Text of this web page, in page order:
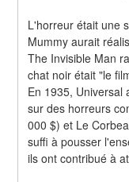
L'horreur était une
Mummy aurait
The Invisible Man
chat noir était "le
En 1935, Universal
sur des horreurs
000 $) et Le
suffi à pousser
ils ont contribué à